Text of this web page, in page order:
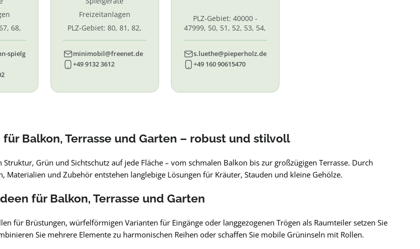
68,
spielg
Freizeitanlagen
PLZ-Gebiet: 80, 81, 82,
minimobil@freenet.de
+49 9132 3612
PLZ-Gebiet: 40000 -
47999, 50, 51, 52, 53, 54,
s.luethe@pieperholz.de
+49 160 90615470
für Balkon, Terrasse und Garten – robust und stilvoll
Struktur, Grün und Sichtschutz auf jede Fläche – vom schmalen Balkon bis zur großzügigen Terrasse. Durch
Materialien und Zubehör entstehen langlebige Lösungen für Kräuter, Stauden und kleine Gehölze.
für Balkon, Terrasse und Garten
für Brüstungen, würfelförmigen Varianten für Eingänge oder langgezogenen Trögen als Raumteiler setzen Sie
Sie mehrere Elemente zu harmonischen Reihen oder schaffen Sie mobile Grüninseln mit Rollen.